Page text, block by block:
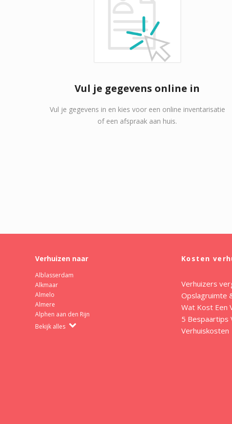
Vul je gegevens online in
Vul je gegevens in en kies voor een online inventarisatie
of een afspraak aan huis.
Verhuizen naar
Alblasserdam
Alkmaar
Almelo
Almere
Alphen aan den Rijn
Bekijk alles
Kosten
Verhuizers
Opslagruimte
Wat Kost Een
5 Bespaartips
Verhuiskosten